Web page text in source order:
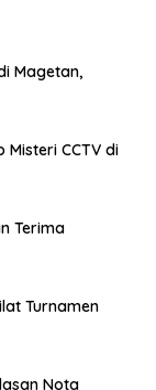
Magetan,
CCTV di
Terima
Turnamen
Nota